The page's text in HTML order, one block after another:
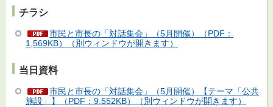
チラシ
市民と市長の「対話集会」（5月開催）（PDF：
1,569KB）（別ウィンドウが開きます）
当日資料
市民と市長の「対話集会」（5月開催）【テーマ「公共
施設」】（PDF：9,552KB）（別ウィンドウが開きます）